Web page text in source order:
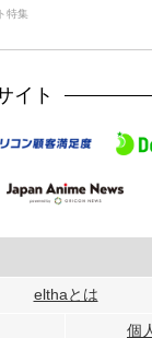
特集
イト
して、ユーザーに合わ
elthaとは
個